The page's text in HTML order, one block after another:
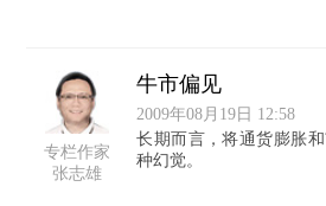
专栏作家
张志雄
牛市偏见
2009年08月19日 12:58
长期而言，将通货膨胀
种幻觉。